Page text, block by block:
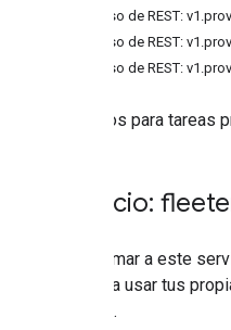
Recurso de REST:
Recurso de REST:
Recurso de REST:
Servicios para tareas
Servicio:
Para llamar a este
necesita usar tus
a la API.